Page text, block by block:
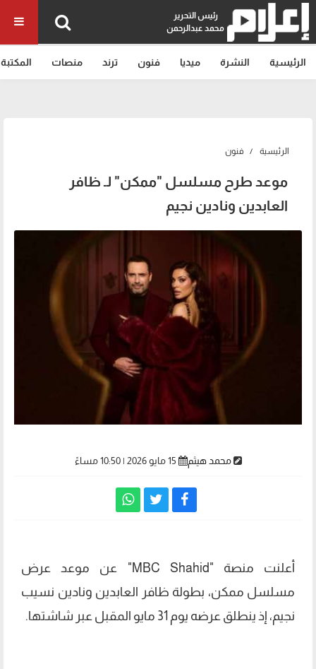
رئيس التحرير
محمد عبدالرحمن
الرئيسية النشرة ميديا فنون ترند منصات المكتبة
الرئيسية فنون
موعد طرح مسلسل "ممكن" لـ ظافر
العابدين ونادين نجيم
محمد هيثم
أعلنت منصة "MBC Shahid" عن موعد عرض
مسلسل ممكن، بطولة ظافر العابدين ونادين نسيب
نجيم، إذ ينطلق عرضه يوم 31 مايو المقبل عبر شاشتها.